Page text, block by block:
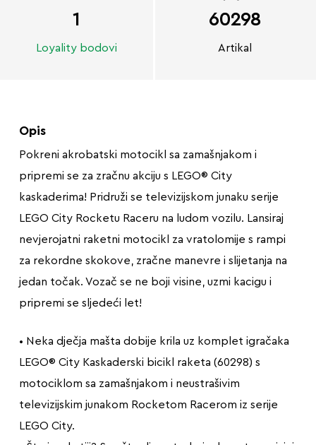
1
Loyality bodovi
60298
Artikal
Opis
Pokreni akrobatski motocikl sa zamašnjakom i
pripremi se za zračnu akciju s LEGO® City
kaskaderima! Pridruži se televizijskom junaku serije
LEGO City Rocketu Raceru na ludom vozilu. Lansiraj
nevjerojatni raketni motocikl za vratolomije s rampi
za rekordne skokove, zračne manevre i slijetanja na
jedan točak. Vozač se ne boji visine, uzmi kacigu i
pripremi se sljedeći let!
• Neka dječja mašta dobije krila uz komplet igračaka
LEGO® City Kaskaderski bicikl raketa (60298) s
motociklom sa zamašnjakom i neustrašivim
televizijskim junakom Rocketom Racerom iz serije
LEGO City.